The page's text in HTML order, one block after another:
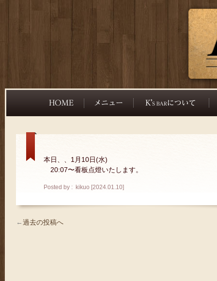
本日、、1月10日(水)
20:07〜看板点燈いたします。
Posted by : kikuo [2024.01.10]
←過去の投稿へ